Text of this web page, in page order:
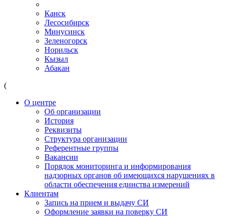
Канск
Лесосибирск
Минусинск
Зеленогорск
Норильск
Кызыл
Абакан
(
О центре
Об организации
История
Реквизиты
Структура организации
Референтные группы
Вакансии
Порядок мониторинга и информирования
надзорных органов об имеющихся нарушениях в
области обеспечения единства измерений
Клиентам
Запись на прием и выдачу СИ
Оформление заявки на поверку СИ